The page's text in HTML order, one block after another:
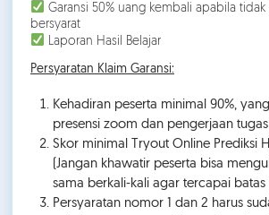
Garansi 50% uang kembali apabila tidak
bersyarat
Laporan Hasil Belajar
Persyaratan Klaim Garansi:
Kehadiran peserta minimal 90%,
presensi zoom dan pengerjaan tugas
Skor minimal Tryout Online Prediksi
(Jangan khawatir peserta bisa
sama berkali-kali agar tercapai
Persyaratan nomor 1 dan 2 harus